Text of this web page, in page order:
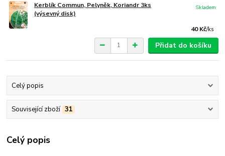
Kerblík Commun, Pelyněk, Koriandr 3ks
(výsevný disk)
40 Kč/ks
Skladem
Přidat do košíku
Celý popis
Související zboží 31
Celý popis